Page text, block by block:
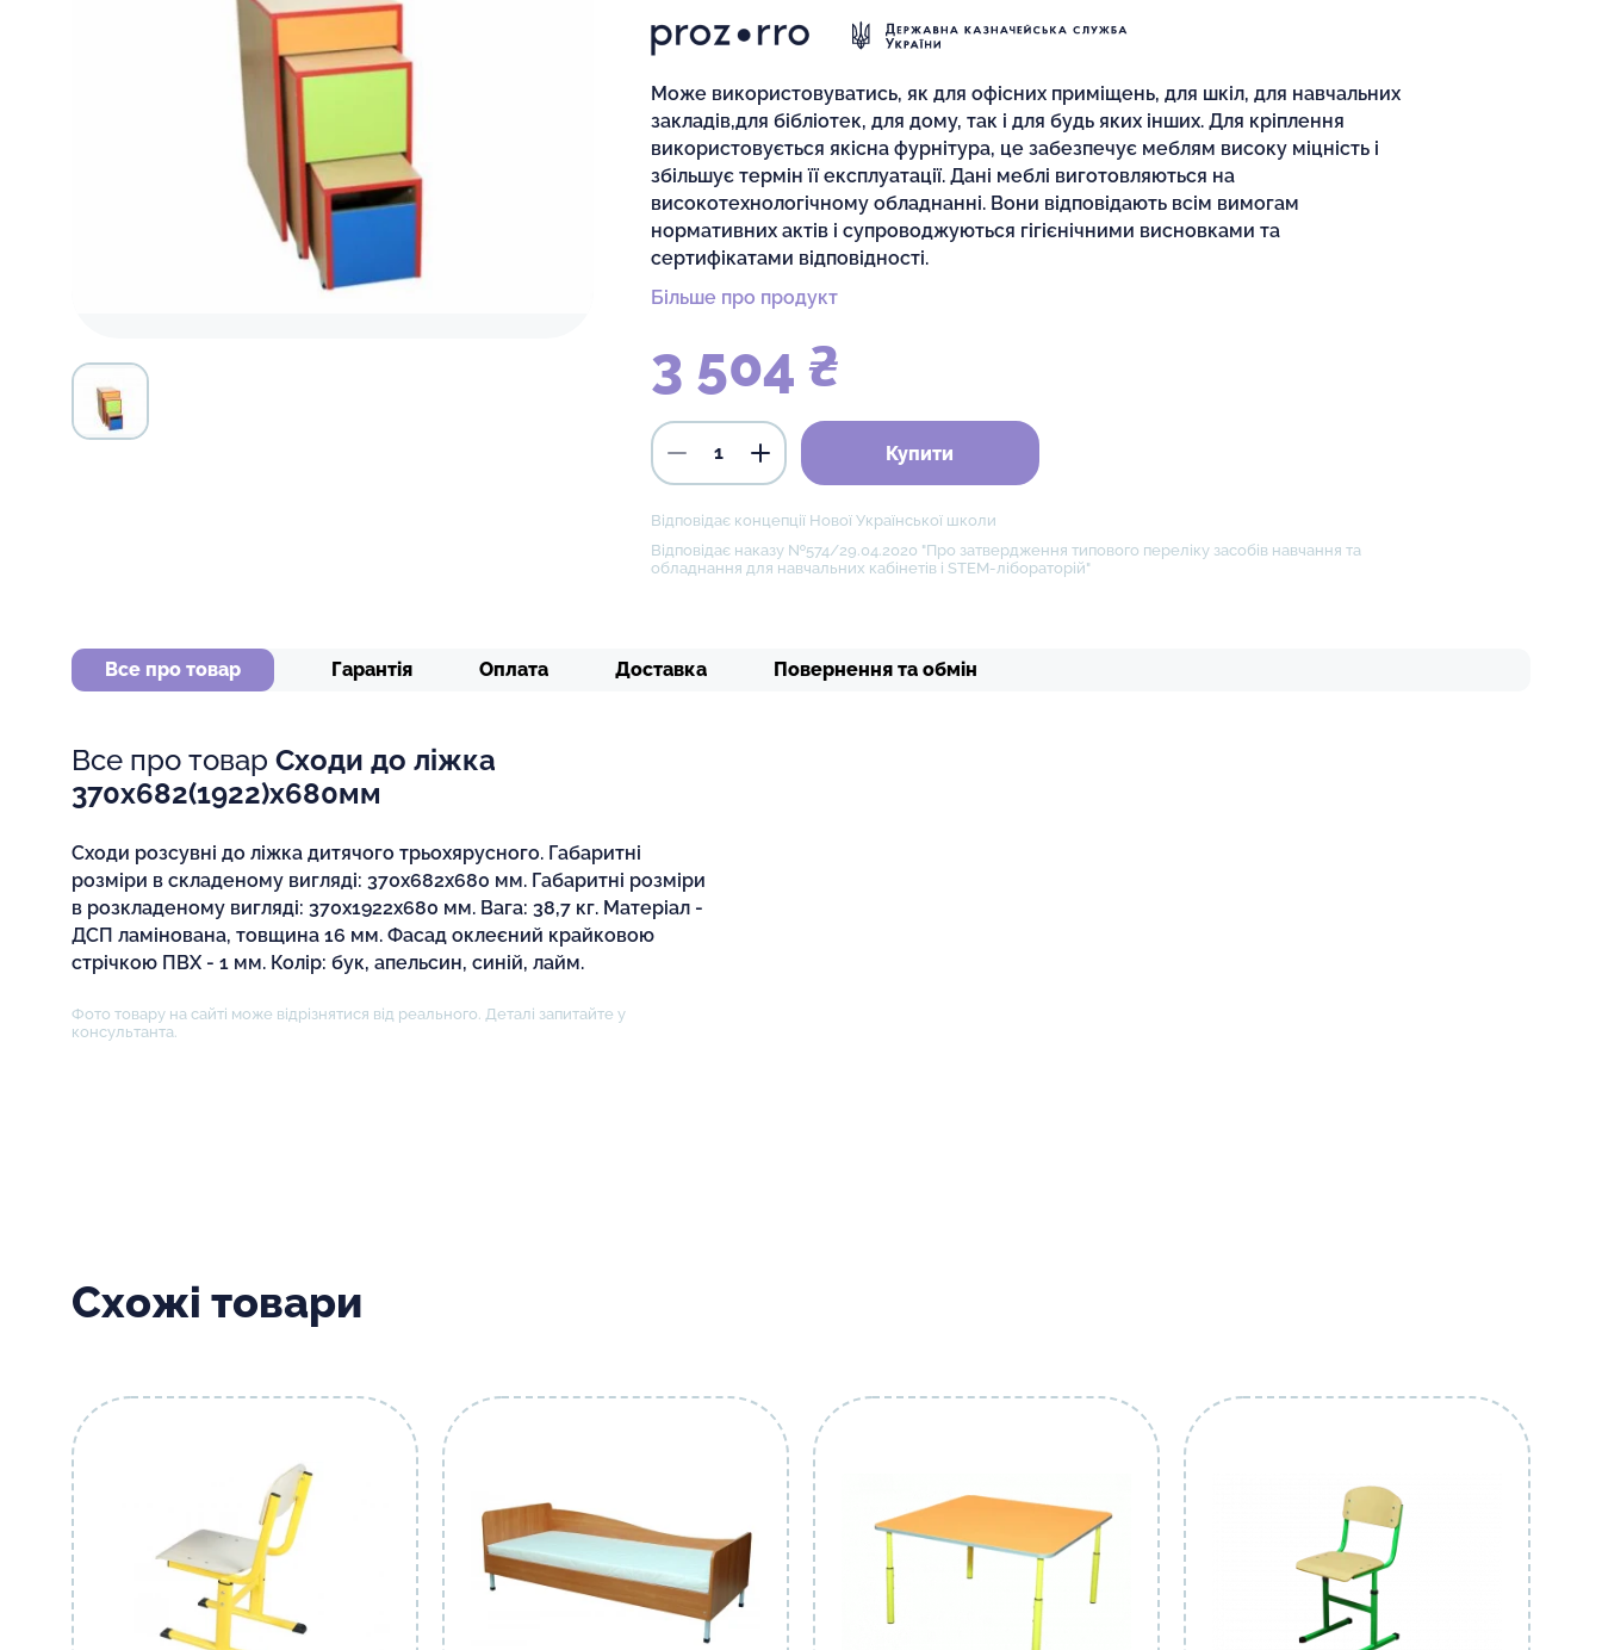
Може використовуватись, як для офісних приміщень, для шкіл, для навчальних
закладів,для бібліотек, для дому, так і для будь яких інших. Для кріплення
використовується якісна фурнітура, це забезпечує меблям високу міцність і
збільшує термін її експлуатації. Дані меблі виготовляються на
високотехнологічному обладнанні. Вони відповідають всім вимогам
нормативних актів і супроводжуються гігієнічними висновками та
сертифікатами відповідності.
Більше про продукт
3 504 ₴
Купити
Відповідає концепції Нової Української школи
Відповідає наказу №574/29.04.2020 "Про затвердження типового переліку засобів навчання та
обладнання для навчальних кабінетів і STEM-лібораторій"
Все про товар Гарантія Оплата Доставка Повернення та обмін
Все про товар Сходи до ліжка
370х682(1922)х680мм
Сходи розсувні до ліжка дитячого трьохярусного. Габаритні
розміри в складеному вигляді: 370х682х680 мм. Габаритні розміри
в розкладеному вигляді: 370х1922х680 мм. Вага: 38,7 кг. Матеріал -
ДСП ламінована, товщина 16 мм. Фасад оклеєний крайковою
стрічкою ПВХ - 1 мм. Колір: бук, апельсин, синій, лайм.
Фото товару на сайті може відрізнятися від реального. Деталі запитайте у
консультанта.
Схожі товари